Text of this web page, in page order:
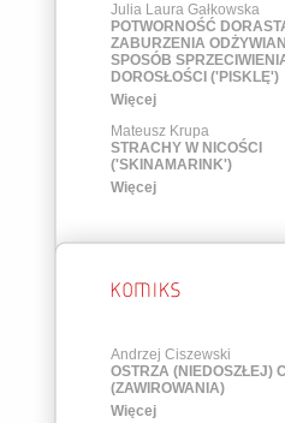
Julia Laura Gałkowska
POTWORNOŚĆ
ZABURZENIA
SPOSÓB
DOROSŁOŚCI ('PISKLĘ')
Więcej
Mateusz Krupa
STRACHY W NICOŚCI
('SKINAMARINK')
Więcej
Andrzej Ciszewski
OSTRZA (NIEDOSZŁEJ)
(ZAWIROWANIA)
Więcej